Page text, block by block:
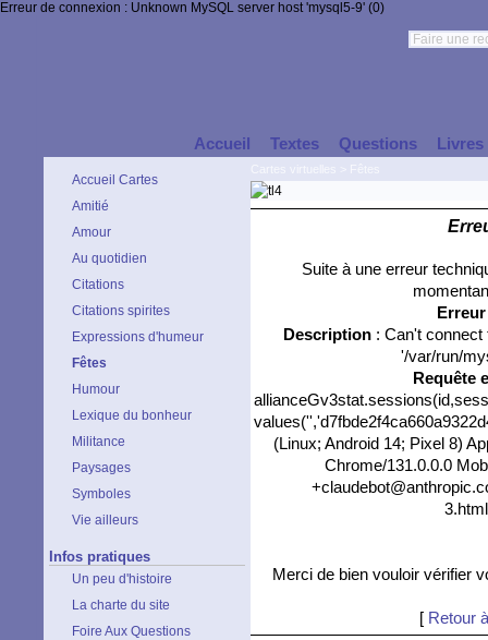
Erreur de connexion : Unknown MySQL server host 'mysql5-9' (0)
Accueil Textes Questions Livres
Accueil Cartes
Amitié
Amour
Au quotidien
Citations
Citations spirites
Expressions d'humeur
Fêtes
Humour
Lexique du bonheur
Militance
Paysages
Symboles
Vie ailleurs
Infos pratiques
Un peu d'histoire
La charte du site
Foire Aux Questions
Suite à une erreur
Description: Can't connect
'/var/run/
Requête
(Linux; Android 14; Pixel 8)
Chrome/131.0.0.0
Merci de bien vouloir vérifier
[ Retour